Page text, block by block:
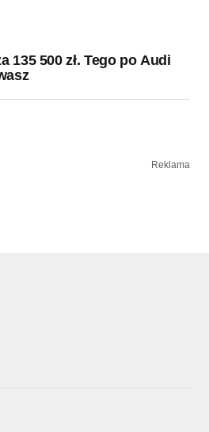
135 500 zł. Tego po Audi
Reklama